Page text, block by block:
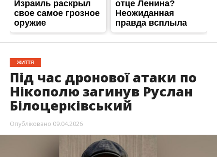
ЖИТТЯ
Під час дронової атаки по
Нікополю загинув Руслан
Білоцерківський
Опубліковано 09.04.2026